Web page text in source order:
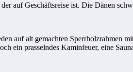
auf Geschäftsreise ist. Die Dänen
auf alt gemachten Sperrholzrahmen
ein prasselndes Kaminfeuer, eine